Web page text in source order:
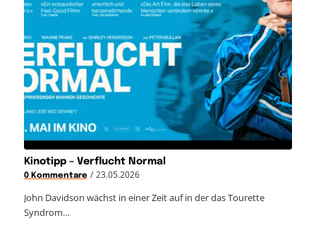
Kinotipp – Verflucht Normal
0 Kommentare / 23.05.2026
John Davidson wächst in einer Zeit auf in der das Tourette
Syndrom…